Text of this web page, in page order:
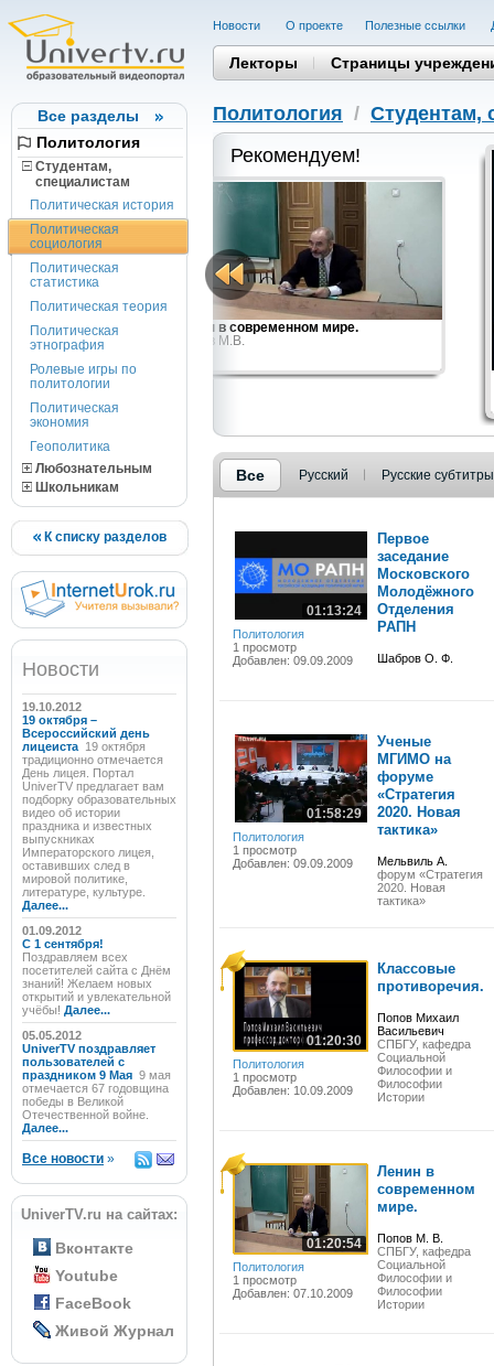
Все разделы
Политология
Студентам,
cпециалистам
Политическая история
Политическая
социология
Политическая
статистика
Политическая теория
Политическая
этнография
Ролевые игры по
политологии
Политическая
экономия
Геополитика
Любознательным
Школьникам
К списку разделов
Новости
19.10.2012
19 октября –
Всероссийский день
лицеиста 19 октября
традиционно отмечается
День лицея. Портал
UniverTV предлагает вам
подборку образовательных
видео об истории
праздника и известных
выпускниках
Императорского лицея,
оставивших след в
мировой политике,
литературе, культуре.
Далее...
01.09.2012
C 1 сентября!
Поздравляем всех
посетителей сайта с Днём
знаний! Желаем новых
открытий и увлекательной
учёбы! Далее...
05.05.2012
UniverTV поздравляет
пользователей с
праздником 9 Мая 9 мая
отмечается 67 годовщина
победы в Великой
Отечественной войне.
Далее...
Все новости »
UniverTV.ru на сайтах:
Вконтакте
Youtube
FaceBook
Живой Журнал
Новости О проекте Полезные cсылки
Лекторы Страницы
Политология / Студентам,
Рекомендуем!
Ленин в современном мире.
Попов М.В.
Все Русский Русские субтитры
01:13:24
Политология
1 просмотр
Добавлен: 09.09.2009
Первое
заседание
Московского
Молодёжного
Отделения
РАПН
Шабров О. Ф.
01:58:29
Политология
1 просмотр
Добавлен: 09.09.2009
Ученые
МГИМО на
форуме
«Стратегия
2020. Новая
тактика»
Мельвиль А.
форум «Стратегия
2020. Новая
тактика»
01:20:30
Политология
1 просмотр
Добавлен: 10.09.2009
Классовые
противоречия.
Попов Михаил
Васильевич
СПБГУ, кафедра
Социальной
Философии и
Философии
Истории
01:20:54
Политология
1 просмотр
Добавлен: 07.10.2009
Ленин в
современном
мире.
Попов М. В.
СПБГУ, кафедра
Социальной
Философии и
Философии
Истории